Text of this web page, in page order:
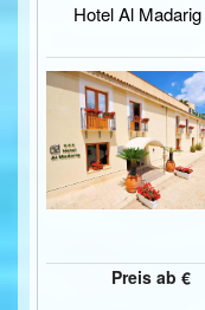
Hotel Al
Preis ab €